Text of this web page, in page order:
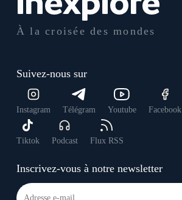
À la croisée des mondes
Suivez-nous sur
Instagram Télégram Youtube Facebook
Tiktok Podcast Flux RSS
Inscrivez-vous à notre newsletter